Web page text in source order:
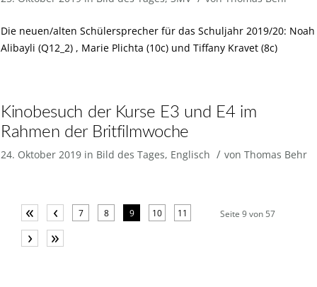
Die neuen/alten Schülersprecher für das Schuljahr 2019/20: Noah
Alibayli (Q12_2) , Marie Plichta (10c) und Tiffany Kravet (8c)
Kinobesuch der Kurse E3 und E4 im
Rahmen der Britfilmwoche
24. Oktober 2019 in Bild des Tages, Englisch / von Thomas Behr
Seite 9 von 57
« ‹ 7 8 9 10 11
› »